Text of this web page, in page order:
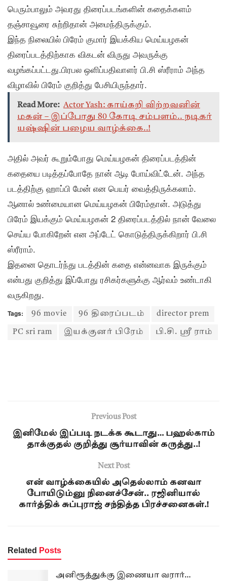
பெரும்பாலும் அவரது திரைப்படங்களின் கதைக்களம்
தஞ்சாவூரை சுற்றிதான் அமைந்திருக்கும்.
இந்த நிலையில் பிரேம் குமார் இயக்கிய மெய்யழகன்
திரைப்படத்திற்காக விகடன் விருது அவருக்கு
வழங்கப்பட்டது.பிரபல ஒளிப்பதிவாளர் பி.சி ஸ்ரீராம் அந்த
விழாவில் பிரேம் குறித்து பேசியிருந்தார்.
Read More: Actor Yash: காய்கறி விற்றவனின்
மகன் – இப்போது 80 கோடி சம்பளம்.. நடிகர்
யஷ்ஷின் பழைய வாழ்க்கை..!
அதில் அவர் கூறும்போது மெய்யழகன் திரைப்படத்தின்
கதையை படித்தப்போதே நான் ஆடி போய்விட்டேன். அந்த
படத்திற்கு ஹாப்பி மேன் என பெயர் வைத்திருக்கலாம்.
ஆனால் உண்மையான மெய்யழகன் பிரேம்தான். அடுத்து
பிரேம் இயக்கும் மெய்யழகன் 2 திரைப்படத்தில் நான் வேலை
செய்ய போகிறேன் என அப்டேட் கொடுத்திருக்கிறார் பி.சி
ஸ்ரீராம்.
இதனை தொடர்ந்து படத்தின் கதை என்னவாக இருக்கும்
என்பது குறித்து இப்போது ரசிகர்களுக்கு ஆர்வம் உண்டாகி
வருகிறது.
Tags: 96 movie 96 திரைப்படம் director prem
PC sri ram இயக்குனர் பிரேம் பி.சி. ஸ்ரீ ராம்
Previous Post
இனிமேல் இப்படி நடக்க கூடாது… பஹல்காம்
தாக்குதல் குறித்து சூர்யாவின் கருத்து..!
Next Post
என் வாழ்க்கையில் அதெல்லாம் கனவா
போயிடும்னு நினைச்சேன்.. ரஜினியால்
கார்த்திக் சுப்புராஜ் சந்தித்த பிரச்சனைகள்.!
Related Posts
அனிரூத்துக்கு இணையா வரார்…